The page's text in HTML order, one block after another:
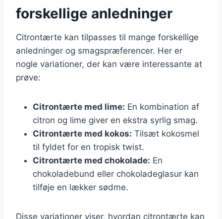
forskellige anledninger
Citrontærte kan tilpasses til mange forskellige
anledninger og smagspræferencer. Her er
nogle variationer, der kan være interessante at
prøve:
Citrontærte med lime: En kombination af
citron og lime giver en ekstra syrlig smag.
Citrontærte med kokos: Tilsæt kokosmel
til fyldet for en tropisk twist.
Citrontærte med chokolade: En
chokoladebund eller chokoladeglasur kan
tilføje en lækker sødme.
Disse variationer viser, hvordan citrontærte kan